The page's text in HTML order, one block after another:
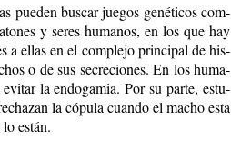
pue­den bus­car jue­gos ge­né­ti­cos com­
y se­res hu­ma­nos, en los que hay
a ellas en el com­ple­jo prin­ci­pal de his­
o de sus se­cre­cio­nes. En los hu­ma­
la en­do­ga­mia. Por su par­te, es­tu­
la có­pu­la cuan­do el ma­cho es­ta
es­tán.